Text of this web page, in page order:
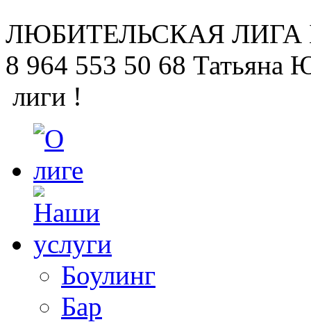
ЛЮБИТЕЛЬСКАЯ ЛИГА
8 964 553 50 68 Татьяна
лиги !
Боулинг
Бар